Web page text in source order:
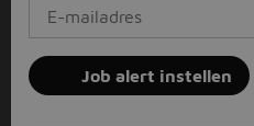
Job alert instellen